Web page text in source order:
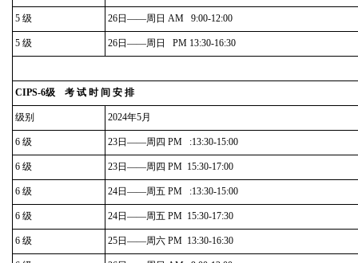
5 级 26日——周日 AM 9:00-12:00
5 级 26日——周日 PM 13:30-16:30
CIPS-6级 考 试 时 间 安 排
级别 2024年5月
6 级 23日——周四 PM :13:30-15:00
6 级 23日——周四 PM 15:30-17:00
6 级 24日——周五 PM :13:30-15:00
6 级 24日——周五 PM 15:30-17:30
6 级 25日——周六 PM 13:30-16:30